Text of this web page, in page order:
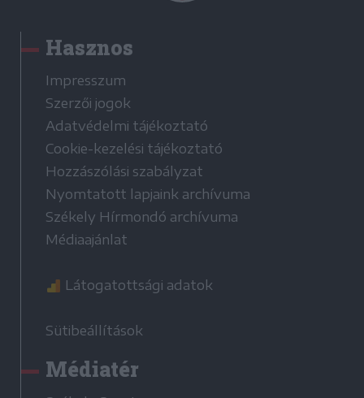
Hasznos
Impresszum
Szerzői jogok
Adatvédelmi tájékoztató
Cookie-kezelési tájékoztató
Hozzászólási szabályzat
Nyomtatott lapjaink archívuma
Székely Hírmondó archívuma
Médiaajánlat
Látogatottsági adatok
Sütibeállítások
Médiatér